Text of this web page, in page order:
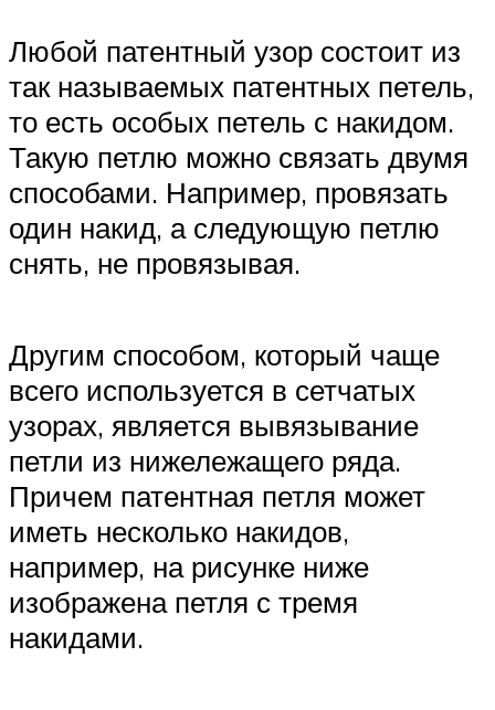
Любой патентный узор состоит из
так называемых патентных петель,
то есть особых петель с накидом.
Такую петлю можно связать двумя
способами. Например, провязать
один накид, а следующую петлю
снять, не провязывая.
Другим способом, который чаще
всего используется в сетчатых
узорах, является вывязывание
петли из нижележащего ряда.
Причем патентная петля может
иметь несколько накидов,
например, на рисунке ниже
изображена петля с тремя
накидами.